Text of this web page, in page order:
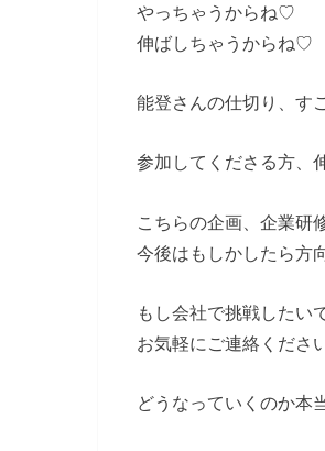
やっちゃうからね♡
伸ばしちゃうからね♡
能登さんの仕切り、す
参加してくださる方、
こちらの企画、企業研
今後はもしかしたら方
もし会社で挑戦したい
お気軽にご連絡くださ
どうなっていくのか本